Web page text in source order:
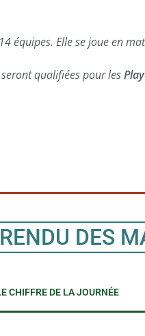
équipes. Elle sejoue en
qualifiées pour les
DES
CHIFFRE DE LA JOURNÉE